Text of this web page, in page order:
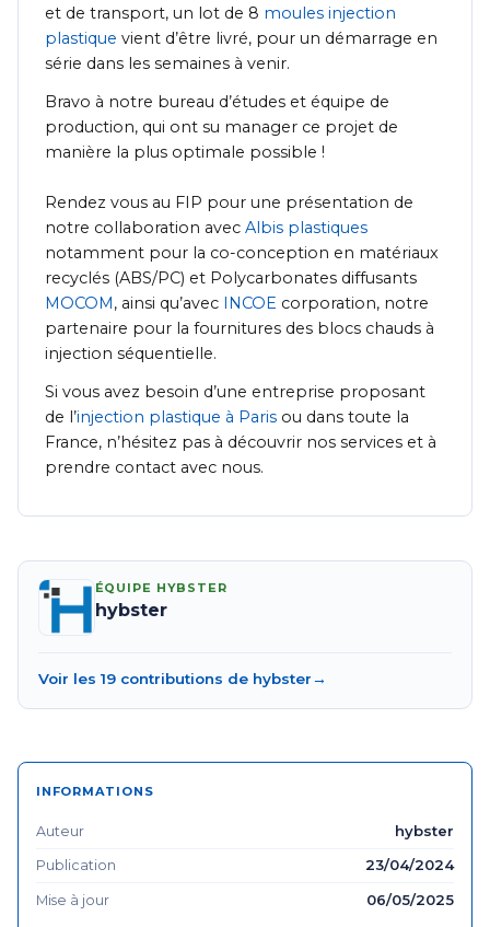
et de transport, un lot de 8 moules injection
plastique vient d’être livré, pour un démarrage en
série dans les semaines à venir.
Bravo à notre bureau d’études et équipe de
production, qui ont su manager ce projet de
manière la plus optimale possible !
Rendez vous au FIP pour une présentation de
notre collaboration avec Albis plastiques
notamment pour la co-conception en matériaux
recyclés (ABS/PC) et Polycarbonates diffusants
MOCOM , ainsi qu’avec INCOE corporation, notre
partenaire pour la fournitures des blocs chauds à
injection séquentielle.
Si vous avez besoin d’une entreprise proposant
de l’injection plastique à Paris ou dans toute la
France, n’hésitez pas à découvrir nos services et à
prendre contact avec nous.
ÉQUIPE HYBSTER
hybster
Voir les 19 contributions de hybster→
INFORMATIONS
Auteur hybster
Publication 23/04/2024
Mise à jour 06/05/2025